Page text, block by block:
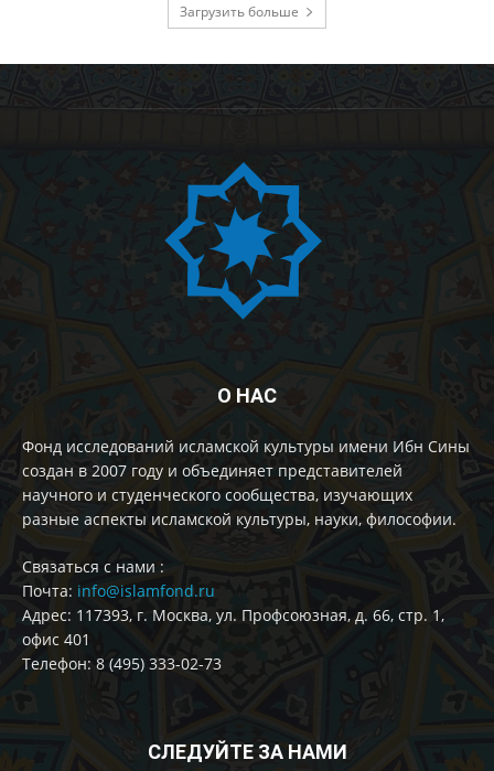
Загрузить больше
О НАС
Фонд исследований исламской культуры имени Ибн Сины
создан в 2007 году и объединяет представителей
научного и студенческого сообщества, изучающих
разные аспекты исламской культуры, науки, философии.
Cвязаться с нами :
Почта: info@islamfond.ru
Адрес: 117393, г. Москва, ул. Профсоюзная, д. 66, стр. 1,
офис 401
Телефон: 8 (495) 333-02-73
СЛЕДУЙТЕ ЗА НАМИ